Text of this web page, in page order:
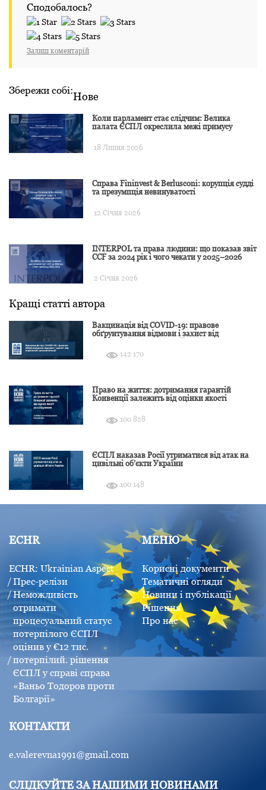
Сподобалось?
Залиш коментарій
Збережи собі:Нове
Коли парламент стає слідчим: Велика
палата ЄСПЛ окреслила межі примусу
18 Липня 2026
Справа Fininvest & Berlusconi: корупція судді
та презумпція невинуватості
12 Січня 2026
INTERPOL та права людини: що показав звіт
CCF за 2024 рік і чого чекати у 2025–2026
2 Січня 2026
Кращі статті автора
Вакцинація від COVID-19: правове
обґрунтування відмови і захист від
142 170
Право на життя: дотримання гарантій
Конвенції залежить від оцінки якості
100 828
ЄСПЛ наказав Росії утриматися від атак на
цивільні об’єкти України
100 148
ECHR
ECHR: Ukrainian Aspect
Прес-релізи
Неможливість
отримати
процесуальний статус
потерпілого ЄСПЛ
оцінив у €12 тис.
потерпілий. рішення
ЄСПЛ у справі справа
«Ваньо Тодоров проти
Болгарії»
МЕНЮ
Корисні документи
Тематичні огляди
Новини і публікації
Рішення
Про нас
КОНТАКТИ
e.valerevna1991@gmail.com
СЛІДКУЙТЕ ЗА НАШИМИ НОВИНАМИ